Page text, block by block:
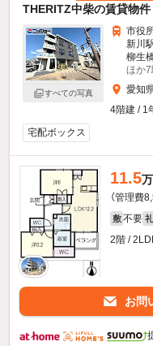
THERITZ中柴の賃貸物件
すべての写真
市役
新川
柳生
ほか7
愛知
4階建 / 1
宅配ボックス
11.5
（管理費
敷 不要
2階 /
お問